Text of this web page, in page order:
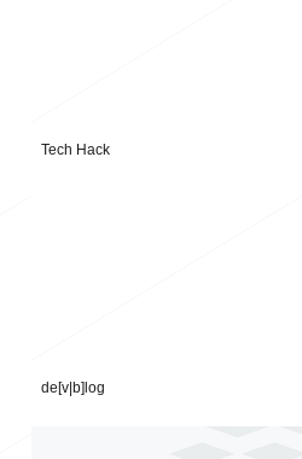
Tech Hack
de[v|b]log